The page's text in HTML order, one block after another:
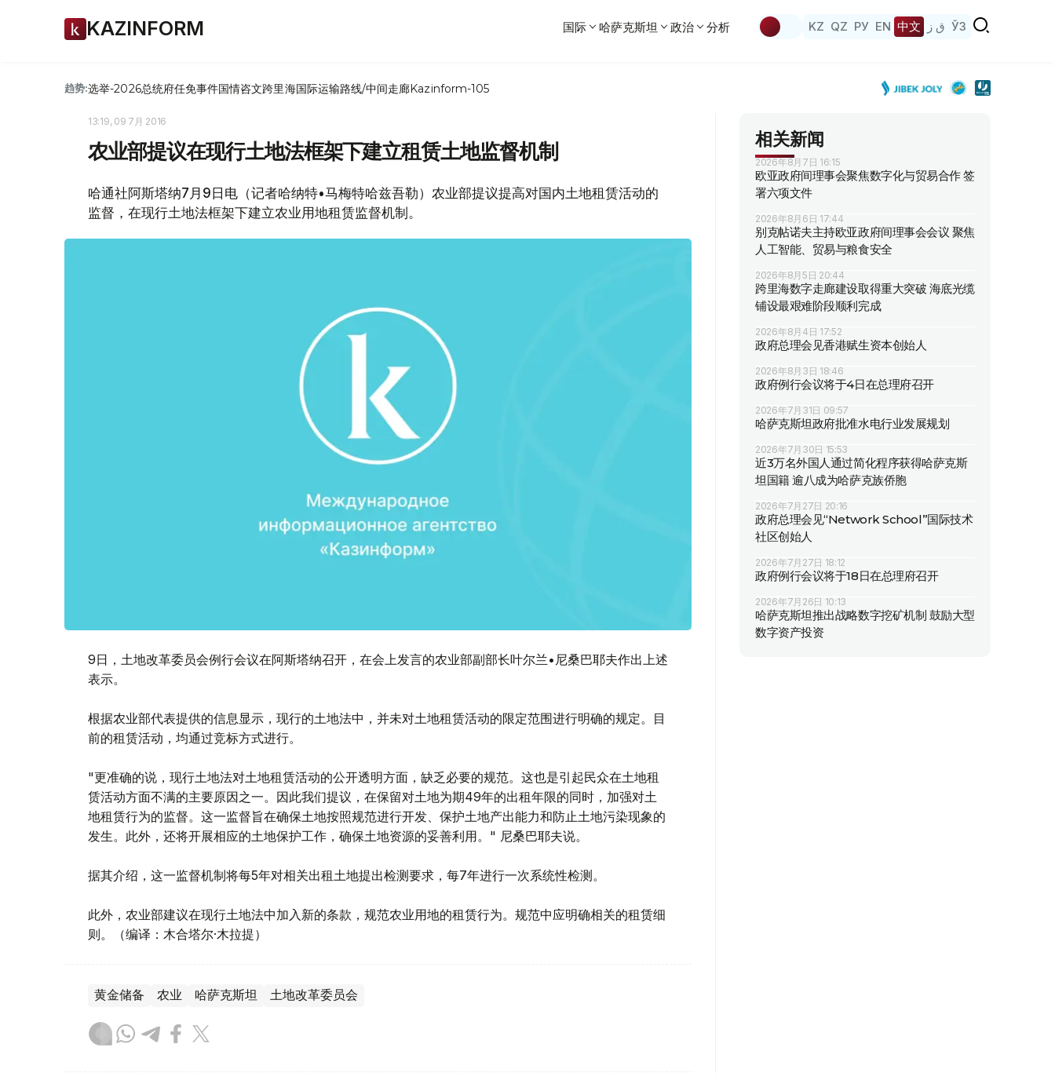
KAZINFORM 国际 哈萨克斯坦 政治 分析 KZ QZ РУ EN 中文 ق ز ЎЗ
趋势:选举-2026总统府任免事件国情咨文跨里海国际运输路线/中间走廊Kazinform-105
13:19, 09 7月 2016
农业部提议在现行土地法框架下建立租赁土地监督机制
哈通社阿斯塔纳7月9日电（记者哈纳特•马梅特哈兹吾勒）农业部提议提高对国内土地租赁活动的
监督，在现行土地法框架下建立农业用地租赁监督机制。
9日，土地改革委员会例行会议在阿斯塔纳召开，在会上发言的农业部副部长叶尔兰•尼桑巴耶夫作出上述
表示。
根据农业部代表提供的信息显示，现行的土地法中，并未对土地租赁活动的限定范围进行明确的规定。目
前的租赁活动，均通过竞标方式进行。
"更准确的说，现行土地法对土地租赁活动的公开透明方面，缺乏必要的规范。这也是引起民众在土地租
赁活动方面不满的主要原因之一。因此我们提议，在保留对土地为期49年的出租年限的同时，加强对土
地租赁行为的监督。这一监督旨在确保土地按照规范进行开发、保护土地产出能力和防止土地污染现象的
发生。此外，还将开展相应的土地保护工作，确保土地资源的妥善利用。" 尼桑巴耶夫说。
据其介绍，这一监督机制将每5年对相关出租土地提出检测要求，每7年进行一次系统性检测。
此外，农业部建议在现行土地法中加入新的条款，规范农业用地的租赁行为。规范中应明确相关的租赁细
则。（编译：木合塔尔·木拉提）
黄金储备 农业 哈萨克斯坦 土地改革委员会
相关新闻
2026年8月7日 16:15
欧亚政府间理事会聚焦数字化与贸易合作 签
署六项文件
2026年8月6日 17:44
别克帖诺夫主持欧亚政府间理事会会议 聚焦
人工智能、贸易与粮食安全
2026年8月5日 20:44
跨里海数字走廊建设取得重大突破 海底光缆
铺设最艰难阶段顺利完成
2026年8月4日 17:52
政府总理会见香港赋生资本创始人
2026年8月3日 18:46
政府例行会议将于4日在总理府召开
2026年7月31日 09:57
哈萨克斯坦政府批准水电行业发展规划
2026年7月30日 15:53
近3万名外国人通过简化程序获得哈萨克斯
坦国籍 逾八成为哈萨克族侨胞
2026年7月27日 20:16
政府总理会见“Network School”国际技术
社区创始人
2026年7月27日 18:12
政府例行会议将于18日在总理府召开
2026年7月26日 10:13
哈萨克斯坦推出战略数字挖矿机制 鼓励大型
数字资产投资